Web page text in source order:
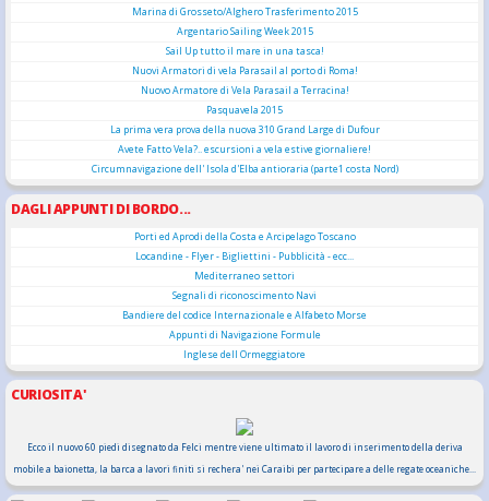
Marina di Grosseto/Alghero Trasferimento 2015
Argentario Sailing Week 2015
Sail Up tutto il mare in una tasca!
Nuovi Armatori di vela Parasail al porto di Roma!
Nuovo Armatore di Vela Parasail a Terracina!
Pasquavela 2015
La prima vera prova della nuova 310 Grand Large di Dufour
Avete Fatto Vela?.. escursioni a vela estive giornaliere!
Circumnavigazione dell' Isola d'Elba antioraria (parte1 costa Nord)
DAGLI APPUNTI DI BORDO...
Porti ed Aprodi della Costa e Arcipelago Toscano
Locandine - Flyer - Bigliettini - Pubblicità - ecc...
Mediterraneo settori
Segnali di riconoscimento Navi
Bandiere del codice Internazionale e Alfabeto Morse
Appunti di Navigazione Formule
Inglese dell Ormeggiatore
CURIOSITA'
Ecco il nuovo 60 piedi disegnato da Felci mentre viene ultimato il lavoro di inserimento della deriva
mobile a baionetta, la barca a lavori finiti si rechera' nei Caraibi per partecipare a delle regate oceaniche...